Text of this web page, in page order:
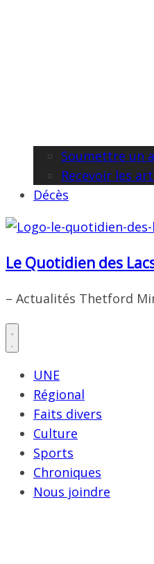
Soumettre un
Recevoir les
Décès
Le Quotidien des
– Actualités Thetford
UNE
Régional
Faits divers
Culture
Sports
Chroniques
Nous joindre